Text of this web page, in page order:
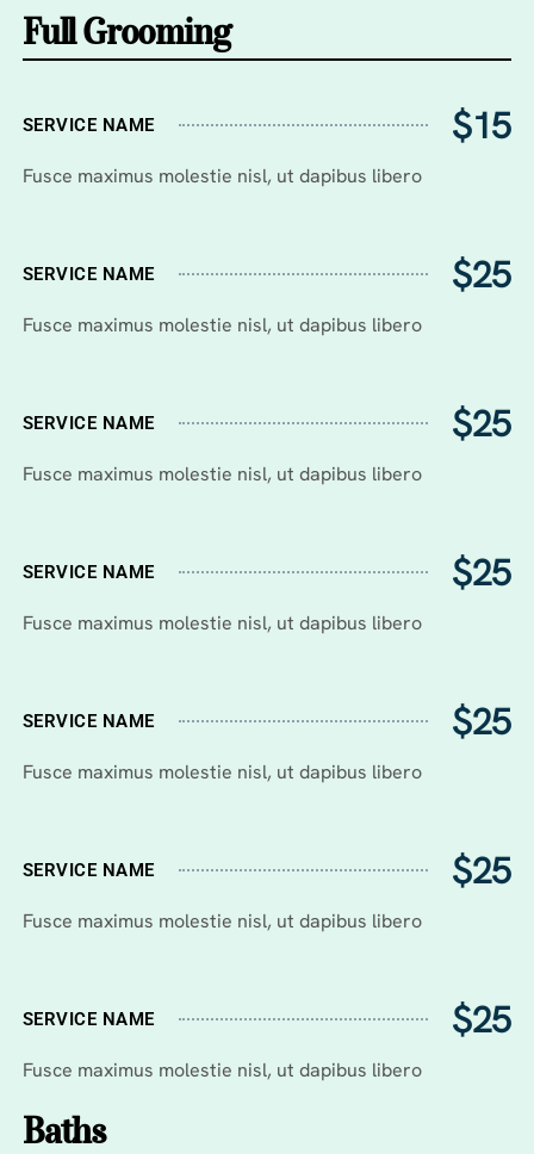
Full Grooming
SERVICE NAME $15
Fusce maximus molestie nisl, ut dapibus libero
SERVICE NAME $25
Fusce maximus molestie nisl, ut dapibus libero
SERVICE NAME $25
Fusce maximus molestie nisl, ut dapibus libero
SERVICE NAME $25
Fusce maximus molestie nisl, ut dapibus libero
SERVICE NAME $25
Fusce maximus molestie nisl, ut dapibus libero
SERVICE NAME $25
Fusce maximus molestie nisl, ut dapibus libero
SERVICE NAME $25
Fusce maximus molestie nisl, ut dapibus libero
Baths